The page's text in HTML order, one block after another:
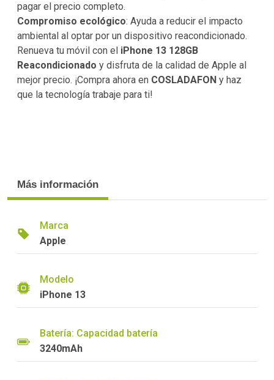
pagar el precio completo.
Compromiso ecológico: Ayuda a reducir el impacto
ambiental al optar por un dispositivo reacondicionado.
Renueva tu móvil con el iPhone 13 128GB
Reacondicionado y disfruta de la calidad de Apple al
mejor precio. ¡Compra ahora en COSLADAFON y haz
que la tecnología trabaje para ti!
Más información
Marca
Apple
Modelo
iPhone 13
Batería: Capacidad batería
3240mAh